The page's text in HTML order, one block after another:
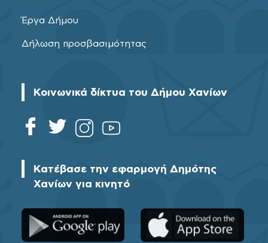
Έργα Δήμου
Δήλωση προσβασιμότητας
Κοινωνικά δίκτυα του Δήμου Χανίων
Κατέβασε την εφαρμογή Δημότης
Χανίων για κινητό